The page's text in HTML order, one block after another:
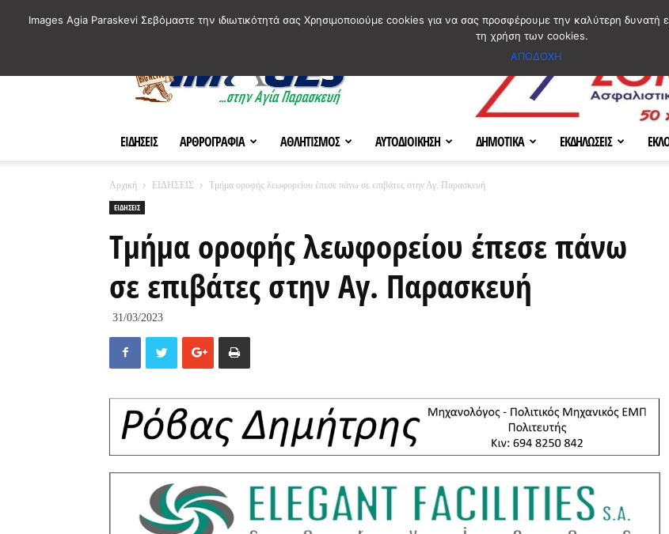
ΕΙΔΗΣΕΙΣ ΑΡΘΡΟΓΡΑΦΙΑ ΑΘΛΗΤΙΣΜΟΣ ΑΥΤΟΔΙΟΙΚΗΣΗ ΔΗΜΟΤΙΚΑ ΕΚΔΗΛΩΣΕΙΣ
Αρχική ΕΙΔΗΣΕΙΣ
Τμήμα οροφής λεωφορείου έπεσε πάνω σε επιβάτες στην Αγ. Παρασκευή
ΕΙΔΗΣΕΙΣ
Τμήμα οροφής λεωφορείου έπεσε πάνω
σε επιβάτες στην Αγ. Παρασκευή
31/03/2023
Images Agia Paraskevi Σεβόμαστε την ιδιωτικότητά σας Χρησιμοποιούμε cookies για να σας προσφέρουμε την καλύτερη δυνατή
τη χρήση των cookies.
ΑΠΟΔΟΧΗ